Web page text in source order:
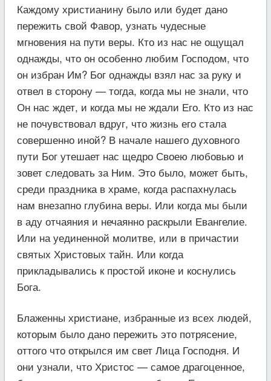
Каждому христианину было или будет дано
пережить свой Фавор, узнать чудесные
мгновения на пути веры. Кто из нас не ощущал
однажды, что он особенно любим Господом, что
он избран Им? Бог однажды взял нас за руку и
отвел в сторону — тогда, когда мы не знали, что
Он нас ждет, и когда мы не ждали Его. Кто из нас
не почувствовал вдруг, что жизнь его стала
совершенно иной? В начале нашего духовного
пути Бог утешает нас щедро Своею любовью и
зовет следовать за Ним. Это было, может быть,
среди праздника в храме, когда распахнулась
нам внезапно глубина веры. Или когда мы были
в аду отчаяния и нечаянно раскрыли Евангелие.
Или на уединенной молитве, или в причастии
святых Христовых тайн. Или когда
прикладывались к простой иконе и коснулись
Бога.
Блаженны христиане, избранные из всех людей,
которым было дано пережить это потрясение,
оттого что открылся им свет Лица Господня. И
они узнали, что Христос — самое драгоценное,